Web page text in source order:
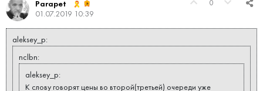
0
Parapet
01.07.2019 10:39
aleksey_p:
nclbn:
aleksey_p:
К слову говорят цены во второй(третьей) очереди уже